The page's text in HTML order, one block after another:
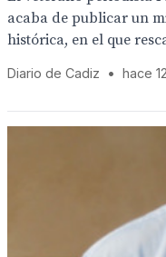
acaba de publicar un
histórica, en el que
Diario de Cadiz • hace